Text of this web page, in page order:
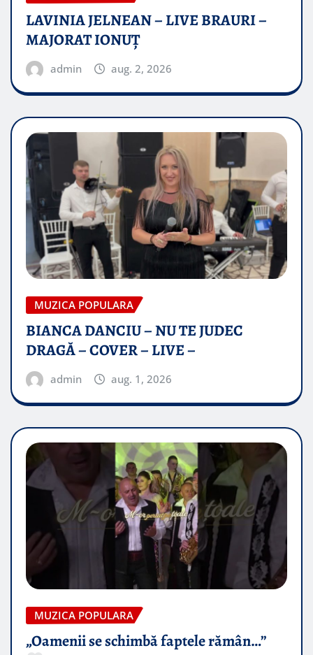
LAVINIA JELNEAN – LIVE BRAURI –
MAJORAT IONUŢ
admin aug. 2, 2026
MUZICA POPULARA
BIANCA DANCIU – NU TE JUDEC
DRAGĂ – COVER – LIVE –
admin aug. 1, 2026
MUZICA POPULARA
„Oamenii se schimbă faptele rămân…”